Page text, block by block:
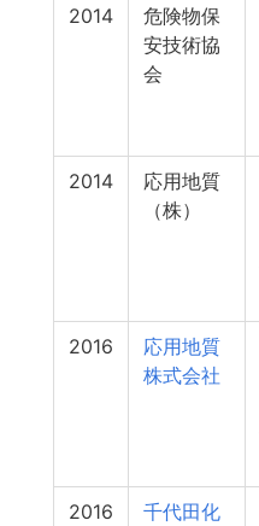
2014
危険物保
安技術協
会
2014
応用地質
（株）
2016
応用地質
株式会社
2016 千代田化